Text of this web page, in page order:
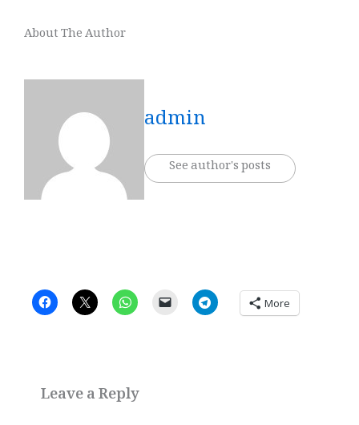
About The Author
admin
See author's posts
More
Leave a Reply